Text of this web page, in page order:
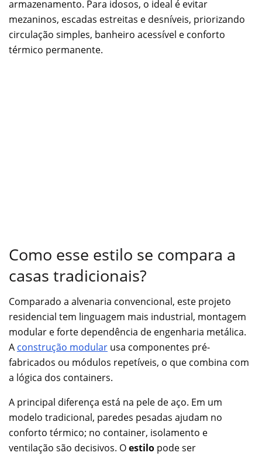
armazenamento. Para idosos, o ideal é evitar
mezaninos, escadas estreitas e desníveis, priorizando
circulação simples, banheiro acessível e conforto
térmico permanente.
Como esse estilo se compara a
casas tradicionais?
Comparado a alvenaria convencional, este projeto
residencial tem linguagem mais industrial, montagem
modular e forte dependência de engenharia metálica.
A construção modular usa componentes pré-
fabricados ou módulos repetíveis, o que combina com
a lógica dos containers.
A principal diferença está na pele de aço. Em um
modelo tradicional, paredes pesadas ajudam no
conforto térmico; no container, isolamento e
ventilação são decisivos. Oestilo pode ser